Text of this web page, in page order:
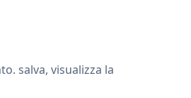
salva, visualizza la